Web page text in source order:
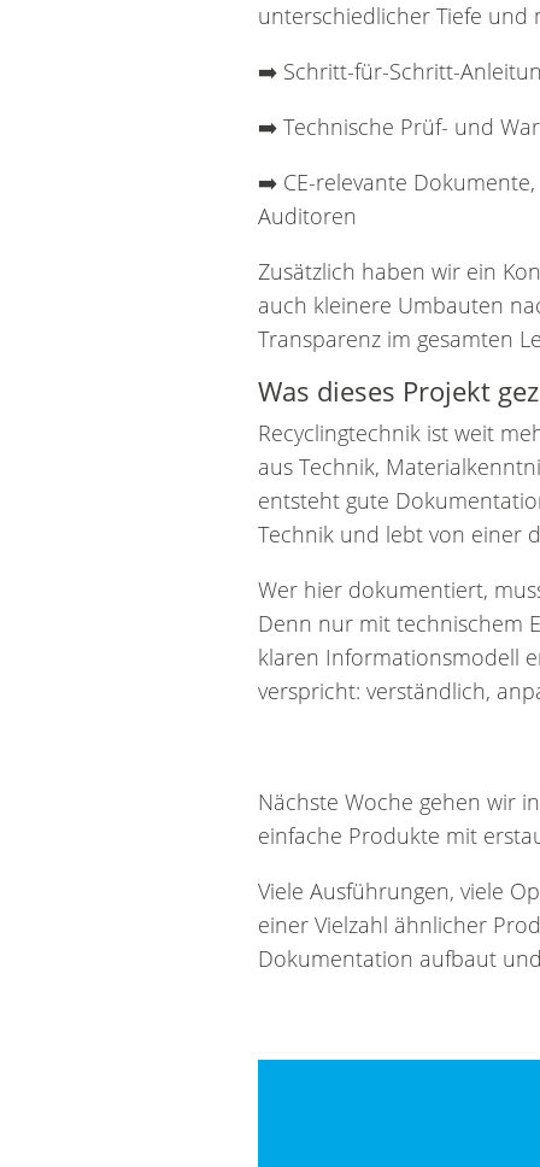
unterschiedlicher Tiefe
➡️ Schritt-für-Schritt-
➡️ Technische Prüf- und
➡️ CE-relevante
Auditoren
Zusätzlich haben wir ein
auch kleinere Umbauten
Transparenz im gesamten
Was dieses Projekt
Recyclingtechnik ist weit
aus Technik,
entsteht gute
Technik und lebt von einer
Wer hier dokumentiert,
Denn nur mit technischem
klaren Informationsmodell
verspricht: verständlich,
Nächste Woche gehen wir
einfache Produkte mit
Viele Ausführungen, viele
einer Vielzahl ähnlicher
Dokumentation aufbaut